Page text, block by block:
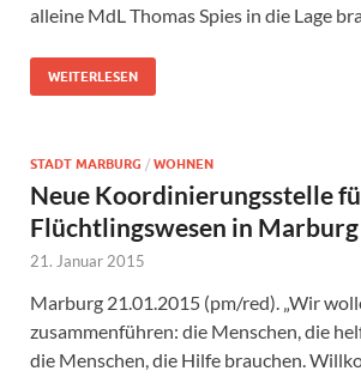
alleine MdL Thomas Spies in die Lage
WEITERLESEN
STADT MARBURG / WOHNEN
Neue Koordinierungsstelle
Flüchtlingswesen in
21. Januar 2015
Marburg 21.01.2015 (pm/red). „Wir
zusammenführen: die Menschen, die
die Menschen, die Hilfe brauchen.